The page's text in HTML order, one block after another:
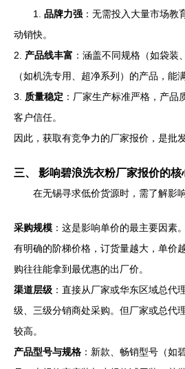
1. 品牌力强 ：无需投入大量市场教
动销快。
2. 产品线丰富 ：涵盖不同规格（如袋
（如机洗专用、超净系列）的产品，能
3.
质量稳定 ：厂家生产标准严格，产品
客户信任。
因此，获取有竞争力的厂家报价，是批
三、 影响碧浪洗衣粉厂家报价的核
在无锡寻求低价货源时，需了解影
采购规模 ：这是影响单价的最主要因素
有明确的阶梯价格，订货量越大，单价
购往往能拿到最优惠的出厂价。
渠道层级 ：直接从厂家或华东区域总代
级、三级分销商处采购。但厂家或总代
较高。
产品型号与规格 ：新款、畅销型号（如